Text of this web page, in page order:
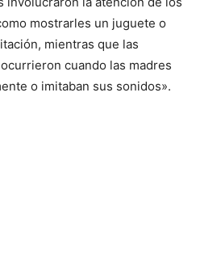
mostrarles un juguete o
mientras que las
cuando las madres
o imitaban sus sonidos».